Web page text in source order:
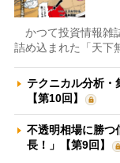
かつて投資情報雑
詰め込まれた「天下
テクニカル分析
【第10回】
不透明相場に勝
長！」【第9回】